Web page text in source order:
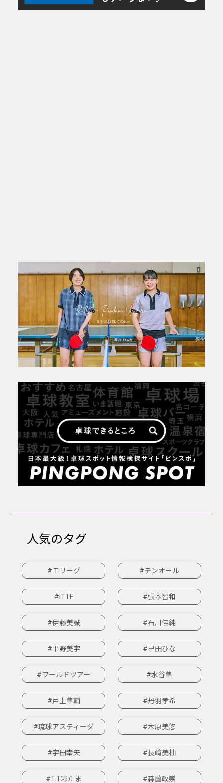
人気のタグ
#Ｔリーグ #テンオール
#ITTF #張本智和
#伊藤美誠 #石川佳純
#平野美宇 #早田ひな
#ワールドツアー #水谷隼
#戸上隼輔 #丹羽孝希
#琉球アスティーダ #木原美悠
#宇田幸矢 #長﨑美柚
#T.T彩たま #森薗政崇